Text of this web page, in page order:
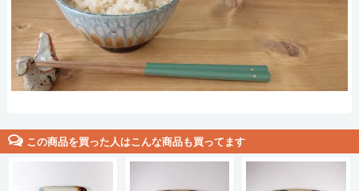
この商品を買った人はこんな商品も買ってます